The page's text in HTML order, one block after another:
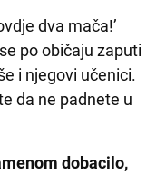
dva mača!’
po običaju zaputi
i njegovi učenici.
da ne padnete u
dobacilo,